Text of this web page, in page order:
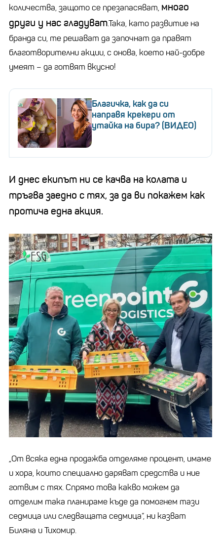
количества, защото се презапасяват, много
други у нас гладуват.Така, като развитие на
бранда си, те решават да започнат да правят
благотворителни акции, с онова, което най-добре
умеят – да готвят вкусно!
Благичка, как да си
направя крекери от
утайка на бира? (ВИДЕО)
И днес екипът ни се качва на колата и
тръгва заедно с тях, за да ви покажем как
протича една акция.
„От всяка една продажба отделяме процент, имаме
и хора, които специално даряват средства и ние
готвим с тях. Спрямо това какво можем да
отделим така планираме къде да помогнем тази
седмица или следващата седмица“, ни казват
Биляна и Тихомир.